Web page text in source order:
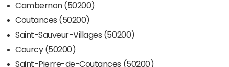
Cambernon (50200)
Coutances (50200)
Saint-Sauveur-Villages (50200)
Courcy (50200)
Saint-Pierre-de-Coutances (50200)